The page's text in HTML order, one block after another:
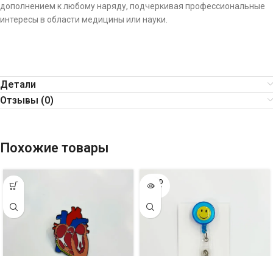
дополнением к любому наряду, подчеркивая профессиональные
интересы в области медицины или науки.
Детали
Отзывы (0)
Похожие товары
SOLD
OUT